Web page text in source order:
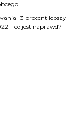
| 3 procent lepszy
– co jest naprawd?